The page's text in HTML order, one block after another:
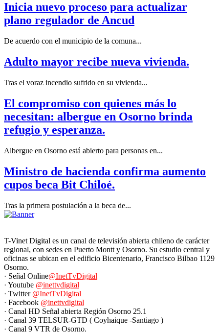
Inicia nuevo proceso para actualizar
plano regulador de Ancud
De acuerdo con el municipio de la comuna...
Adulto mayor recibe nueva vivienda.
Tras el voraz incendio sufrido en su vivienda...
El compromiso con quienes más lo
necesitan: albergue en Osorno brinda
refugio y esperanza.
Albergue en Osorno está abierto para personas en...
Ministro de hacienda confirma aumento
cupos beca Bit Chiloé.
Tras la primera postulación a la beca de...
T-Vinet Digital es un canal de televisión abierta chileno de carácter
regional, con sedes en Puerto Montt y Osorno. Su estudio central y
oficinas se ubican en el edificio Bicentenario, Francisco Bilbao 1129
Osorno.
· Señal Online@InetTvDigital
· Youtube @inettvdigital
· Twitter @InetTvDigital
· Facebook @inettvdigital
· Canal HD Señal abierta Región Osorno 25.1
· Canal 39 TELSUR-GTD ( Coyhaique -Santiago )
· Canal 9 VTR de Osorno.